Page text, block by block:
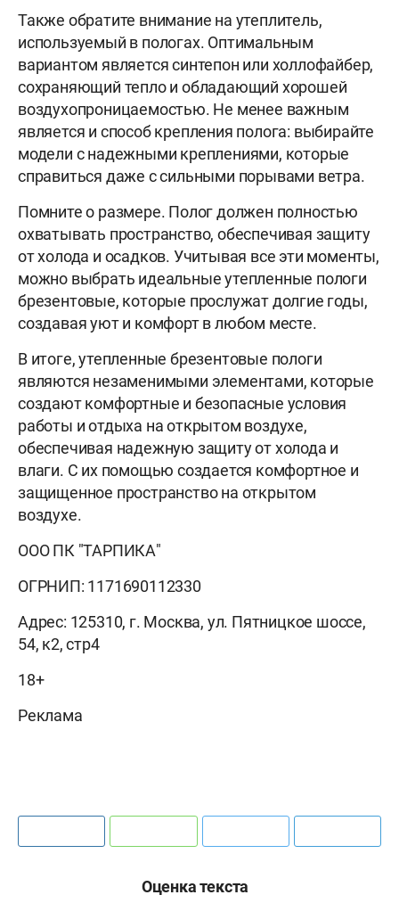
Также обратите внимание на утеплитель,
используемый в пологах. Оптимальным
вариантом является синтепон или холлофайбер,
сохраняющий тепло и обладающий хорошей
воздухопроницаемостью. Не менее важным
является и способ крепления полога: выбирайте
модели с надежными креплениями, которые
справиться даже с сильными порывами ветра.
Помните о размере. Полог должен полностью
охватывать пространство, обеспечивая защиту
от холода и осадков. Учитывая все эти моменты,
можно выбрать идеальные утепленные пологи
брезентовые, которые прослужат долгие годы,
создавая уют и комфорт в любом месте.
В итоге, утепленные брезентовые пологи
являются незаменимыми элементами, которые
создают комфортные и безопасные условия
работы и отдыха на открытом воздухе,
обеспечивая надежную защиту от холода и
влаги. С их помощью создается комфортное и
защищенное пространство на открытом
воздухе.
ООО ПК "ТАРПИКА"
ОГРНИП: 1171690112330
Адрес: 125310, г. Москва, ул. Пятницкое шоссе,
54, к2, стр4
18+
Реклама
Оценка текста